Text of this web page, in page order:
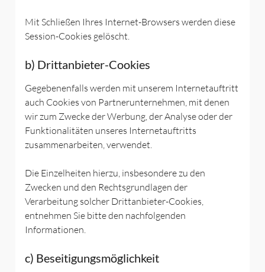
Mit Schließen Ihres Internet-Browsers werden diese
Session-Cookies gelöscht.
b) Drittanbieter-Cookies
Gegebenenfalls werden mit unserem Internetauftritt
auch Cookies von Partnerunternehmen, mit denen
wir zum Zwecke der Werbung, der Analyse oder der
Funktionalitäten unseres Internetauftritts
zusammenarbeiten, verwendet.
Die Einzelheiten hierzu, insbesondere zu den
Zwecken und den Rechtsgrundlagen der
Verarbeitung solcher Drittanbieter-Cookies,
entnehmen Sie bitte den nachfolgenden
Informationen.
c) Beseitigungsmöglichkeit